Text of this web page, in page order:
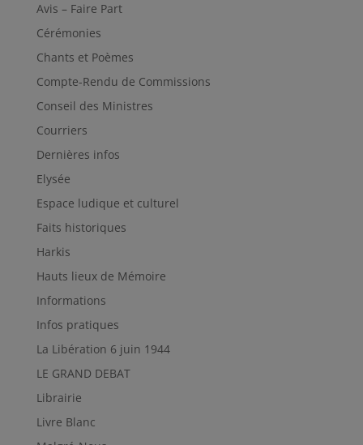
Avis – Faire Part
Cérémonies
Chants et Poèmes
Compte-Rendu de Commissions
Conseil des Ministres
Courriers
Dernières infos
Elysée
Espace ludique et culturel
Faits historiques
Harkis
Hauts lieux de Mémoire
Informations
Infos pratiques
La Libération 6 juin 1944
LE GRAND DEBAT
Librairie
Livre Blanc